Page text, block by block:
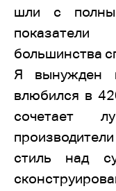
шли с
показатели
большинства
Я вынужден
влюбился в
сочетает
стиль над